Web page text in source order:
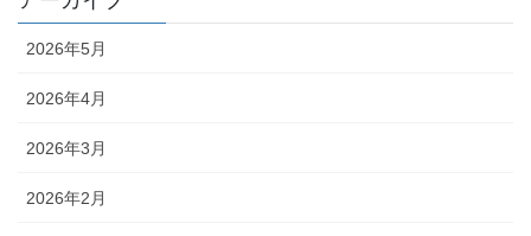
2026年5月
2026年4月
2026年3月
2026年2月